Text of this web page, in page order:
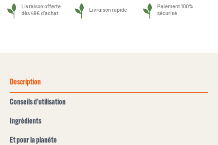
Livraison offerte
dès 49€ d’achat
Livraison rapide
Paiement 100%
sécurisé
Description
Conseils d'utilisation
Ingrédients
Et pour la planète